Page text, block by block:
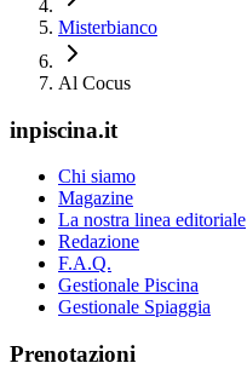
Misterbianco
Al Cocus
inpiscina.it
Chi siamo
Magazine
La nostra linea editoriale
Redazione
F.A.Q.
Gestionale Piscina
Gestionale Spiaggia
Prenotazioni